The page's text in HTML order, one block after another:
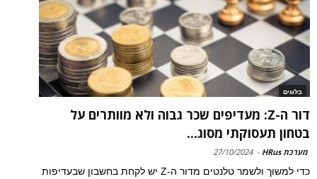
בלוגים
דור ה-Z: מעדיפים שכר גבוה ולא מוותרים על
בטחון תעסוקתי מסוג...
מערכת HRus -
27/10/2024
כדי למשוך ולשמר טלנטים מדור ה-Z יש לקחת בחשבון שבעדיפות